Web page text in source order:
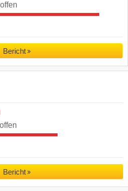
Bericht
Bericht